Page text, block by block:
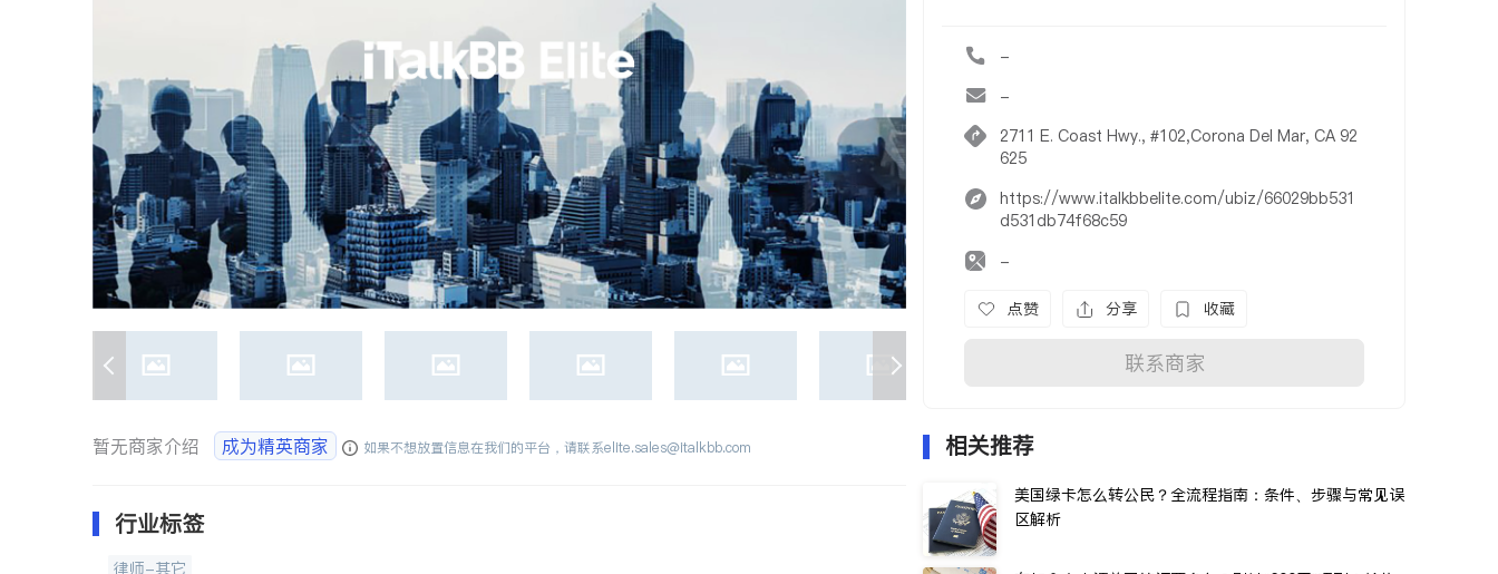
-
-
2711 E. Coast Hwy., #102,Corona Del Mar, CA 92
625
https://www.italkbbelite.com/ubiz/66029bb531
d531db74f68c59
-
点赞 分享 收藏
联系商家
暂无商家介绍 成为精英商家 如果不想放置信息在我们的平台，请联系elite.sales@italkbb.com
行业标签
律师-其它
相关推荐
美国绿卡怎么转公民？全流程指南：条件、步骤与常见误
区解析